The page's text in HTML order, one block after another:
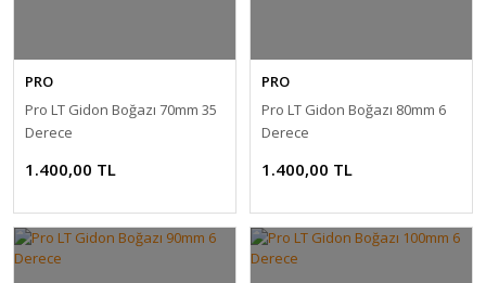
PRO
Pro LT Gidon Boğazı 70mm 35
Derece
1.400,00 TL
PRO
Pro LT Gidon Boğazı 80mm 6
Derece
1.400,00 TL